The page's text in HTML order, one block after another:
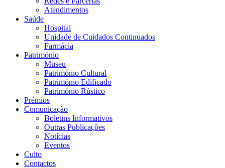
Atendimentos
Saúde
Hospital
Unidade de Cuidados Continuados
Farmácia
Património
Museu
Património Cultural
Património Edificado
Património Rústico
Prémios
Comunicação
Boletins Informativos
Outras Publicações
Notícias
Eventos
Culto
Contactos